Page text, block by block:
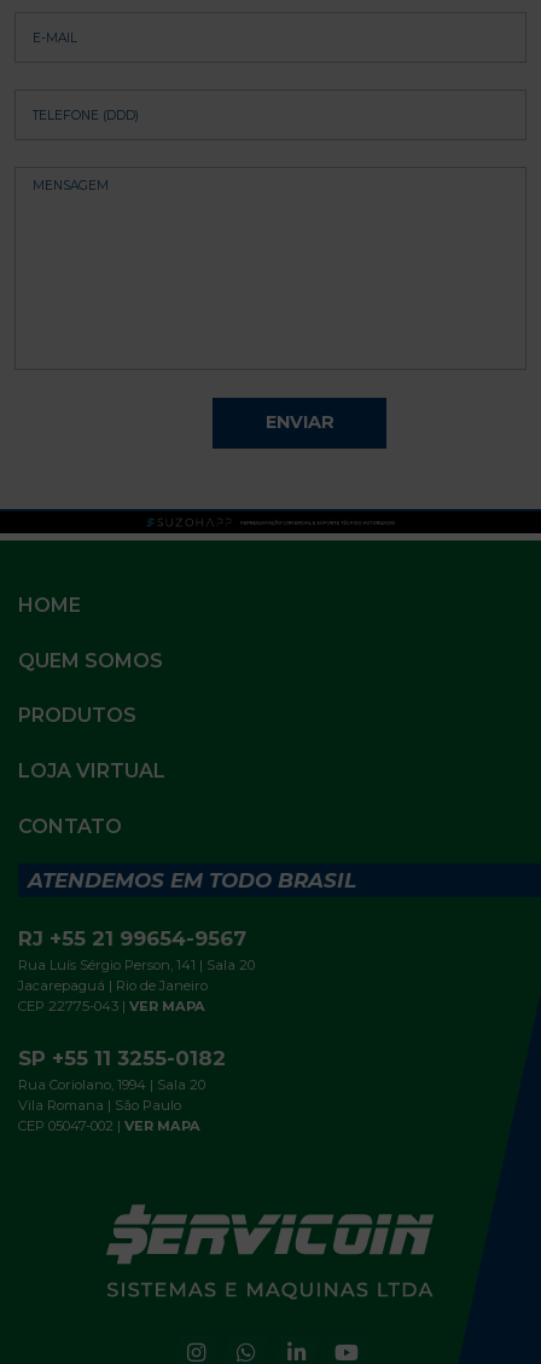
HOME
QUEM SOMOS
PRODUTOS
LOJA VIRTUAL
CONTATO
ATENDEMOS EM TODO BRASIL
RJ +55 21 99654-9567
Rua Luís Sérgio Person, 141 | Sala 20
Jacarepaguá | Rio de Janeiro
CEP 22775-043 | VER MAPA
SP +55 11 3255-0182
Rua Coriolano, 1994 | Sala 20
Vila Romana | São Paulo
CEP 05047-002 | VER MAPA